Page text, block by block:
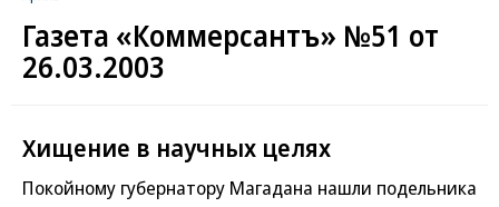
Газета «Коммерсантъ» №51 от
26.03.2003
Хищение в научных целях
Покойному губернатору Магадана нашли подельника